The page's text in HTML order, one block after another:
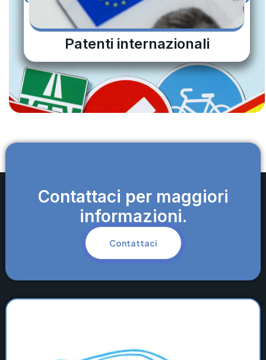
Patenti internazionali
Contattaci per maggiori
informazioni.
Contattaci